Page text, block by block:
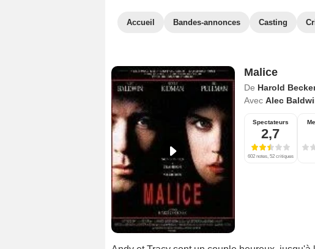
Accueil Bandes-annonces Casting
Malice
De Harold
Avec Alec
Spectateurs
2,7
602 notes, 52 critiques